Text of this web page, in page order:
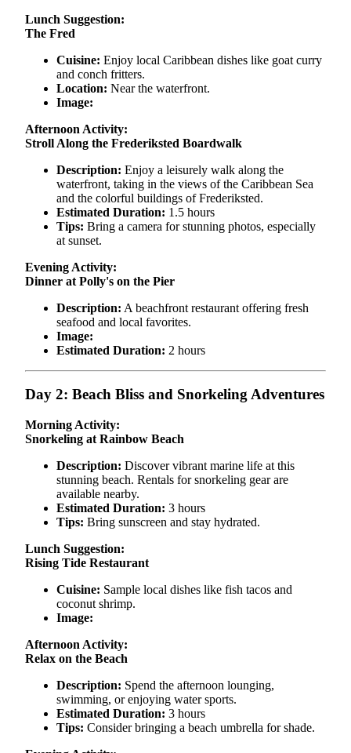
Lunch Suggestion:
The Fred
Cuisine: Enjoy local Caribbean dishes like goat curry
and conch fritters.
Location: Near the waterfront.
Image:
Afternoon Activity:
Stroll Along the Frederiksted Boardwalk
Description: Enjoy a leisurely walk along the
waterfront, taking in the views of the Caribbean Sea
and the colorful buildings of Frederiksted.
Estimated Duration: 1.5 hours
Tips: Bring a camera for stunning photos, especially
at sunset.
Evening Activity:
Dinner at Polly's on the Pier
Description: A beachfront restaurant offering fresh
seafood and local favorites.
Image:
Estimated Duration: 2 hours
Day 2: Beach Bliss and Snorkeling Adventures
Morning Activity:
Snorkeling at Rainbow Beach
Description: Discover vibrant marine life at this
stunning beach. Rentals for snorkeling gear are
available nearby.
Estimated Duration: 3 hours
Tips: Bring sunscreen and stay hydrated.
Lunch Suggestion:
Rising Tide Restaurant
Cuisine: Sample local dishes like fish tacos and
coconut shrimp.
Image:
Afternoon Activity:
Relax on the Beach
Description: Spend the afternoon lounging,
swimming, or enjoying water sports.
Estimated Duration: 3 hours
Tips: Consider bringing a beach umbrella for shade.